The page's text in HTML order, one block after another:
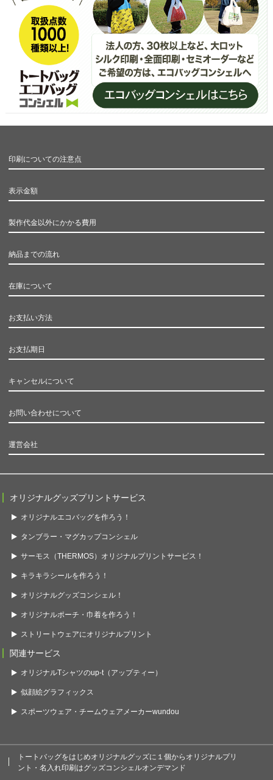
印刷についての注意点
表示金額
製作代金以外にかかる費用
納品までの流れ
在庫について
お支払い方法
お支払期日
キャンセルについて
お問い合わせについて
運営会社
オリジナルグッズプリントサービス
オリジナルエコバッグを作ろう！
タンブラー・マグカップコンシェル
サーモス（THERMOS）オリジナルプリントサービス！
キラキラシールを作ろう！
オリジナルグッズコンシェル！
オリジナルポーチ・巾着を作ろう！
ストリートウェアにオリジナルプリント
関連サービス
オリジナルTシャツのup-t（アップティー）
似顔絵グラフィックス
スポーツウェア・チームウェアメーカーwundou
トートバッグをはじめオリジナルグッズに１個からオリジナルプリ
ント・名入れ印刷はグッズコンシェルオンデマンド